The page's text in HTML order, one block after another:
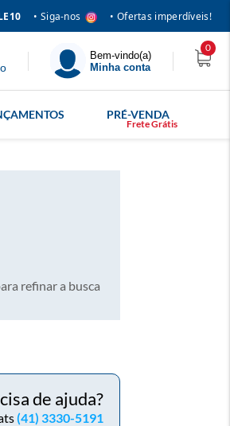
• Siga-nos • Ofertas imperdíveis!
Bem-vindo(a)
Minha conta
0
PRÉ-VENDA
refinar a busca
de ajuda?
(41) 3330-5191